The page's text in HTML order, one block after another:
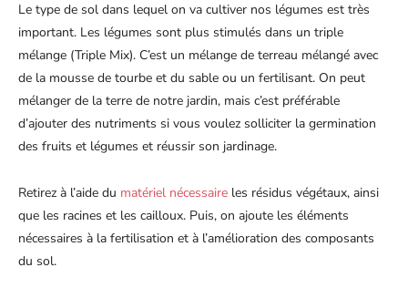
Le type de sol dans lequel on va cultiver nos légumes est très
important. Les légumes sont plus stimulés dans un triple
mélange (Triple Mix). C’est un mélange de terreau mélangé avec
de la mousse de tourbe et du sable ou un fertilisant. On peut
mélanger de la terre de notre jardin, mais c’est préférable
d’ajouter des nutriments si vous voulez solliciter la germination
des fruits et légumes et réussir son jardinage.
Retirez à l’aide du matériel nécessaire les résidus végétaux, ainsi
que les racines et les cailloux. Puis, on ajoute les éléments
nécessaires à la fertilisation et à l’amélioration des composants
du sol.